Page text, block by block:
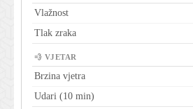
Vlažnost
Tlak zraka
💨 VJETAR
Brzina vjetra
Udari (10 min)